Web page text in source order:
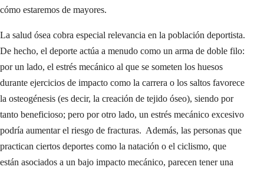
cómo estaremos de mayores.
La salud ósea cobra especial relevancia en la población deportista.
De hecho, el deporte actúa a menudo como un arma de doble filo:
por un lado, el estrés mecánico al que se someten los huesos
durante ejercicios de impacto como la carrera o los saltos favorece
la osteogénesis (es decir, la creación de tejido óseo), siendo por
tanto beneficioso; pero por otro lado, un estrés mecánico excesivo
podría aumentar el riesgo de fracturas. Además, las personas que
practican ciertos deportes como la natación o el ciclismo, que
están asociados a un bajo impacto mecánico, parecen tener una